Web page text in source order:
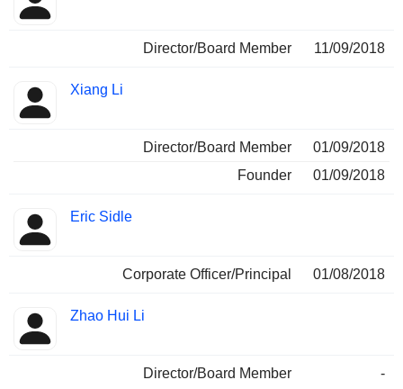
Director/Board Member 11/09/2018
Xiang Li
Director/Board Member
01/09/2018
Founder
01/09/2018
Eric Sidle
Corporate Officer/Principal 01/08/2018
Zhao Hui Li
Director/Board Member -